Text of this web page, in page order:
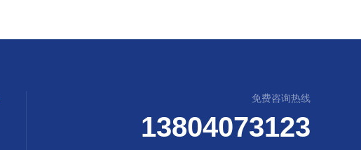
免费咨询热线
13804073123